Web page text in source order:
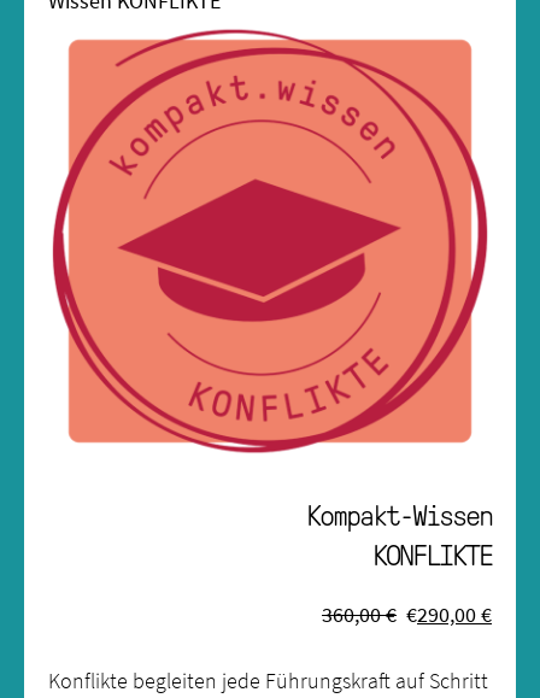
Kompakt-Wissen
KONFLIKTE
360,00 € €290,00 €
Konflikte begleiten jede Führungskraft auf Schritt